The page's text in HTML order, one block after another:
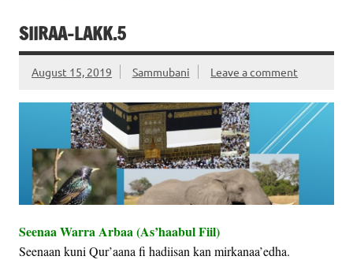
SIIRAA-LAKK.5
August 15, 2019 Sammubani Leave a comment
Seenaa Warra Arbaa (As’haabul Fiil)
Seenaan kuni Qur’aana fi hadiisan kan mirkanaa’edha.